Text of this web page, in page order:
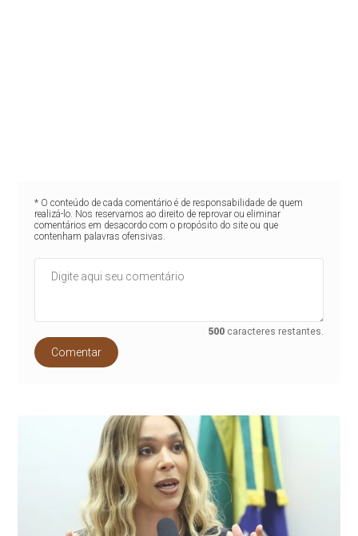
* O conteúdo de cada comentário é de responsabilidade de quem
realizá-lo. Nos reservamos ao direito de reprovar ou eliminar
comentários em desacordo com o propósito do site ou que
contenham palavras ofensivas.
500 caracteres restantes.
Comentar